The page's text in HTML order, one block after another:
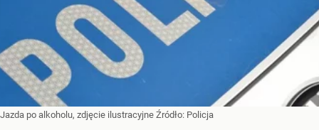
Jazda po alkoholu, zdjęcie ilustracyjne Źródło: Policja